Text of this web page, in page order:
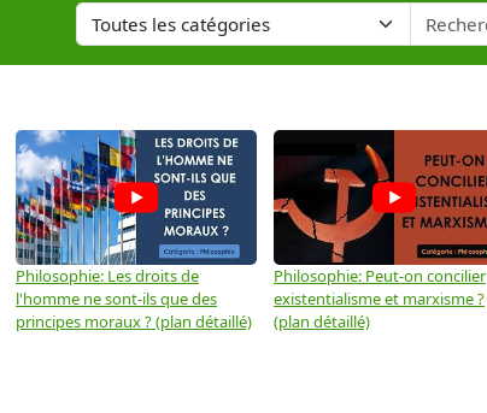
Philosophie: Les droits de
l'homme ne sont-ils que des
principes moraux ? (plan détaillé)
Philosophie: Peut-on concilier
existentialisme et marxisme ?
(plan détaillé)